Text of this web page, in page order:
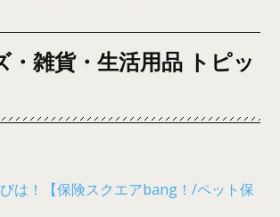
・雑貨・生活用品 トピッ
は！【保険スクエアbang！/ペット保